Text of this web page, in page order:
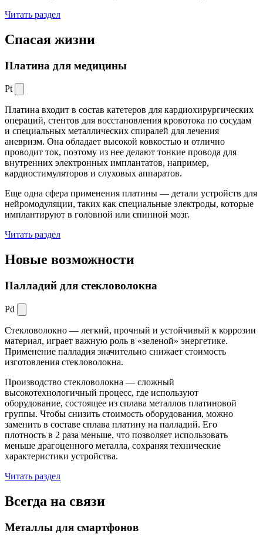
Читать раздел
Спасая жизни
Платина для медицины
Pt
Платина входит в состав катетеров для кардиохирургических
операций, стентов для восстановления кровотока по сосудам
и специальных металлических спиралей для лечения
аневризм. Она обладает высокой ковкостью и отлично
проводит ток, поэтому из нее делают тонкие провода для
внутренних электронных имплантатов, например,
кардиостимуляторов и слуховых аппаратов.
Еще одна сфера применения платины — детали устройств для
нейромодуляции, таких как специальные электроды, которые
имплантируют в головной или спинной мозг.
Читать раздел
Новые возможности
Палладий для стекловолокна
Pd
Стекловолокно — легкий, прочный и устойчивый к коррозии
материал, играет важную роль в «зеленой» энергетике.
Применение палладия значительно снижает стоимость
изготовления стекловолокна.
Производство стекловолокна — сложный
высокотехнологичный процесс, где используют
оборудование, состоящее из сплава металлов платиновой
группы. Чтобы снизить стоимость оборудования, можно
заменить в составе сплава платину на палладий. Его
плотность в 2 раза меньше, что позволяет использовать
меньше драгоценного металла, сохраняя технические
характеристики устройства.
Читать раздел
Всегда на связи
Металлы для смартфонов